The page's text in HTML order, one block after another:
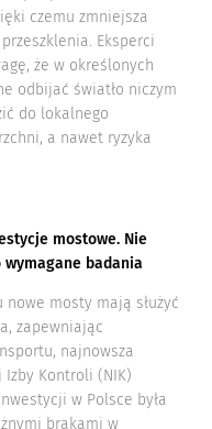
czemu zmniejsza
Eksperci
że w określonych
odbijać światło niczym
do lokalnego
a nawet ryzyka
mostowe. Nie
wymagane badania
nowe mosty mają służyć
zapewniając
najnowsza
Izby Kontroli (NIK)
w Polsce była
brakami w